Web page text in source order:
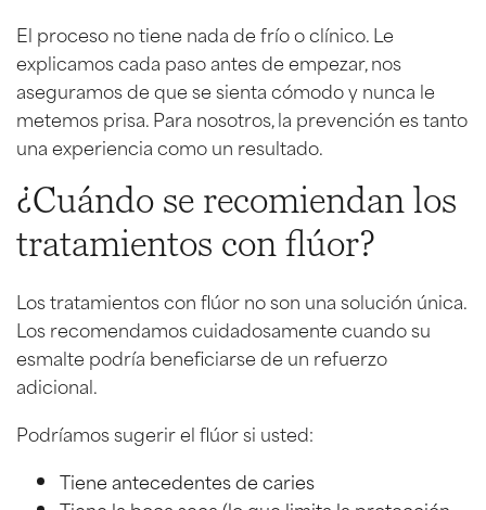
El proceso no tiene nada de frío o clínico. Le
explicamos cada paso antes de empezar, nos
aseguramos de que se sienta cómodo y nunca le
metemos prisa. Para nosotros, la prevención es tanto
una experiencia como un resultado.
¿Cuándo se recomiendan los
tratamientos con flúor?
Los tratamientos con flúor no son una solución única.
Los recomendamos cuidadosamente cuando su
esmalte podría beneficiarse de un refuerzo
adicional.
Podríamos sugerir el flúor si usted:
Tiene antecedentes de caries